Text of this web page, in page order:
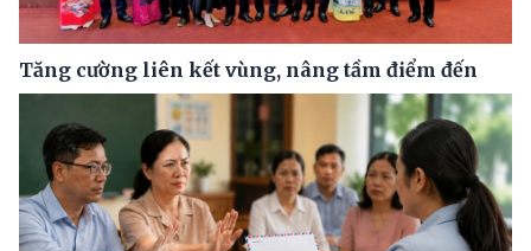
Tăng cường liên kết vùng, nâng tầm điểm đến